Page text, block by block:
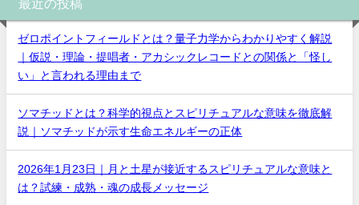
最近の投稿
ゼロポイントフィールドとは？量子力学からわかりやすく解説
｜仮説・理論・提唱者・アカシックレコードとの関係と「怪し
い」と言われる理由まで
ソマチッドとは？科学的視点とスピリチュアルな意味を徹底解
説｜ソマチッドが示す生命エネルギーの正体
2026年1月23日｜月と土星が接近するスピリチュアルな意味と
は？試練・成熟・魂の成長メッセージ